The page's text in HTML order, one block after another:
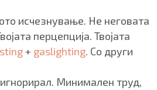
исчезнување. Не неговата
перцепција. Твојата
+ gaslighting. Со други
Минимален труд,